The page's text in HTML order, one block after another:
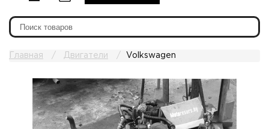
Главная Двигатели Volkswagen